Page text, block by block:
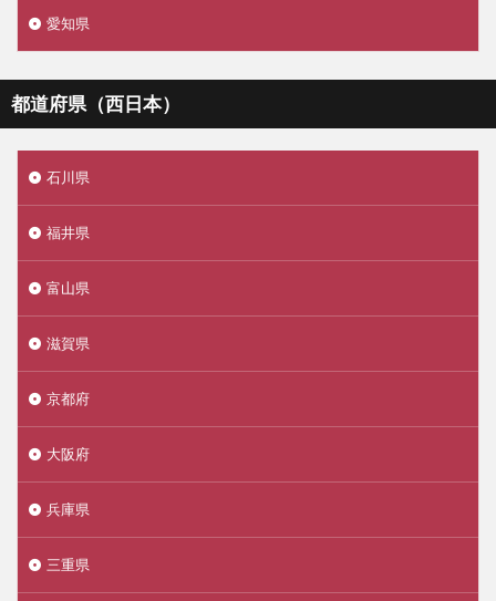
愛知県
都道府県（西日本）
石川県
福井県
富山県
滋賀県
京都府
大阪府
兵庫県
三重県